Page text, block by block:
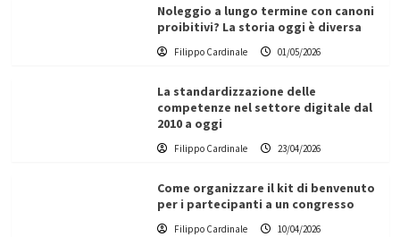
Noleggio a lungo termine con canoni
proibitivi? La storia oggi è diversa
Filippo Cardinale 01/05/2026
La standardizzazione delle
competenze nel settore digitale dal
2010 a oggi
Filippo Cardinale 23/04/2026
Come organizzare il kit di benvenuto
per i partecipanti a un congresso
Filippo Cardinale 10/04/2026